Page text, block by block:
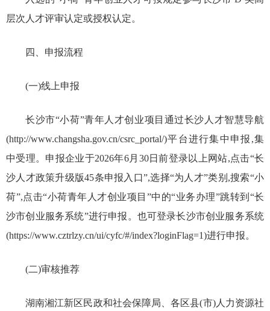
层次人才评审认定或授权认定。
四、申报流程
(一)线上申报
长沙市“小荷”青年人才创业项目通过长沙人才智慧导航
(http://www.changsha.gov.cn/csrc_portal/)平台进行集中申报,集
中受理。申报企业于2026年6月30日前登录以上网站,点击“长
沙人才政策升级版45条申报入口”,选择“为人才”类别,搜索“小
荷”,点击“小荷青年人才创业项目”中的“业务办理”跳转到“长
沙市创业服务系统”进行申报。也可登录长沙市创业服务系统
(https://www.cztrlzy.cn/ui/cyfc/#/index?loginFlag=1)进行申报。
(二)审核推荐
湖南湘江新区民政和社会保障局、各区县(市)人力资源社